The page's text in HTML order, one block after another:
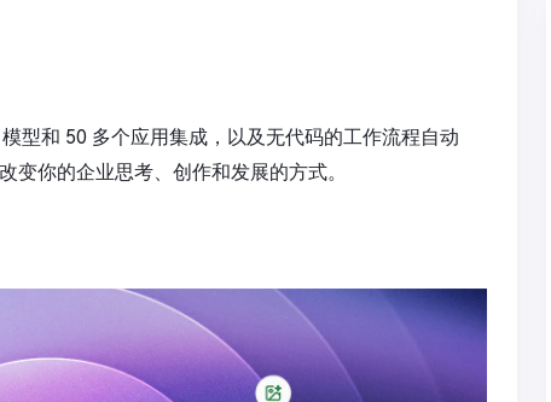
型和 50 多个应用集成，以及无代码的工作流程自动
变你的企业思考、创作和发展的方式。